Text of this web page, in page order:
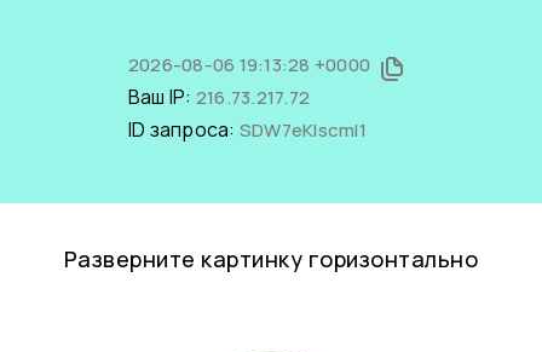
2026-08-06 19:13:28 +0000
Ваш IP: 216.73.217.72
ID запроса: SDW7eKIscmI1
Разверните картинку горизонтально